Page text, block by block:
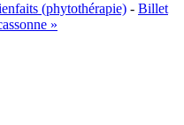
(phytothérapie) - Billet
»